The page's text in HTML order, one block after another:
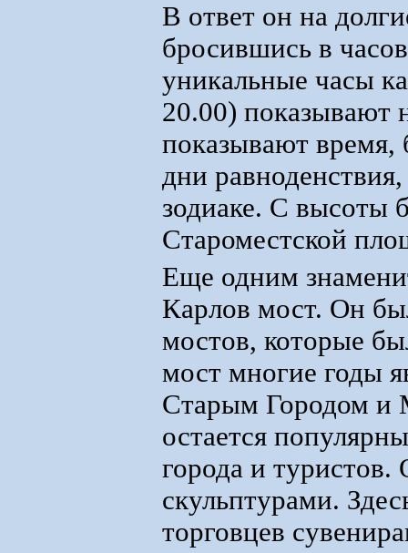
В ответ он на
бросившись в
уникальные часы
20.00) показывают
показывают время,
дни
зодиаке. С высоты
Староместской
Еще одним
Карлов мост. Он
мостов, которые
мост многие годы
Старым Городом и
остается
города и
скульптурами.
торговцев